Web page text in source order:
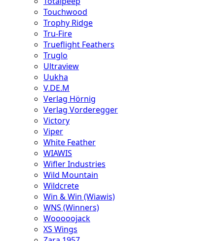
Touchwood
Trophy Ridge
Tru-Fire
Trueflight Feathers
Truglo
Ultraview
Uukha
V.DE.M
Verlag Hörnig
Verlag Vorderegger
Victory
Viper
White Feather
WIAWIS
Wifler Industries
Wild Mountain
Wildcrete
Win & Win (Wiawis)
WNS (Winners)
Wooooojack
XS Wings